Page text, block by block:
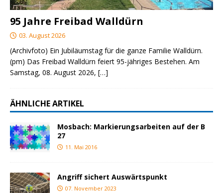
95 Jahre Freibad Walldürn
03. August 2026
(Archivfoto) Ein Jubiläumstag für die ganze Familie Walldürn.
(pm) Das Freibad Walldürn feiert 95-jähriges Bestehen. Am
Samstag, 08. August 2026, […]
ÄHNLICHE ARTIKEL
Mosbach: Markierungsarbeiten auf der B
27
11. Mai 2016
Angriff sichert Auswärtspunkt
07. November 2023